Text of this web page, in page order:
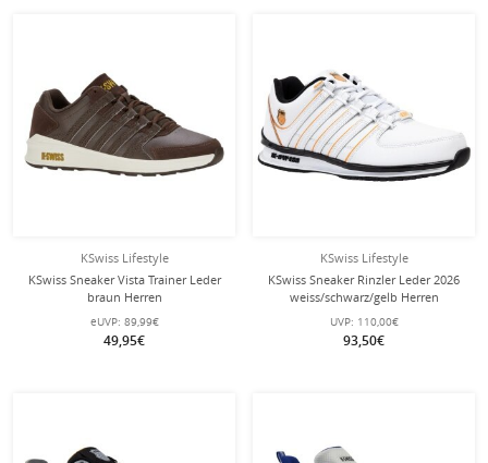
KSwiss Lifestyle
KSwiss Sneaker Vista Trainer Leder
braun Herren
eUVP: 89,99€
49,95€
KSwiss Lifestyle
KSwiss Sneaker Rinzler Leder 2026
weiss/schwarz/gelb Herren
UVP: 110,00€
93,50€